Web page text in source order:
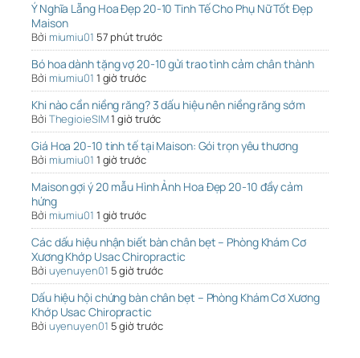
Ý Nghĩa Lẵng Hoa Đẹp 20-10 Tinh Tế Cho Phụ Nữ Tốt Đẹp
Maison
Bởi miumiu01 57 phút trước
Bó hoa dành tặng vợ 20-10 gửi trao tình cảm chân thành
Bởi miumiu01 1 giờ trước
Khi nào cần niềng răng? 3 dấu hiệu nên niềng răng sớm
Bởi ThegioieSIM1 giờ trước
Giá Hoa 20-10 tinh tế tại Maison: Gói trọn yêu thương
Bởi miumiu01 1 giờ trước
Maison gợi ý 20 mẫu Hình Ảnh Hoa Đẹp 20-10 đầy cảm
hứng
Bởi miumiu01 1 giờ trước
Các dấu hiệu nhận biết bàn chân bẹt – Phòng Khám Cơ
Xương Khớp Usac Chiropractic
Bởi uyenuyen01 5 giờ trước
Dấu hiệu hội chứng bàn chân bẹt – Phòng Khám Cơ Xương
Khớp Usac Chiropractic
Bởi uyenuyen01 5 giờ trước